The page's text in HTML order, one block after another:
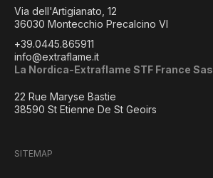
Via dell'Artigianato, 12
36030 Montecchio Precalcino VI
+39.0445.865911
info@extraflame.it
La Nordica-Extraflame STF France Sas
22 Rue Maryse Bastie
38590 St Etienne De St Geoirs
SITEMAP